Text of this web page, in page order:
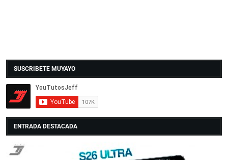
SUSCRIBETE MUYAYO
ENTRADA DESTACADA